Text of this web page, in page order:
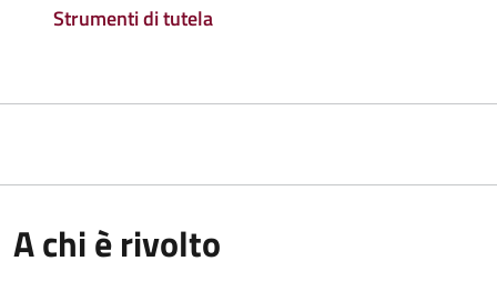
Strumenti di tutela
A chi è rivolto